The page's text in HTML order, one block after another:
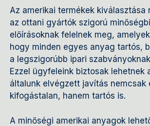
Az amerikai termékek kiválasztása
az ottani gyártók szigorú
előírásoknak felelnek meg,
hogy minden egyes anyag tartós,
a legszigorúbb ipari
Ezzel ügyfeleink biztosak lehetnek
általunk elvégzett javítás nemcsak
kifogástalan, hanem tartós is.
A minőségi amerikai anyagok